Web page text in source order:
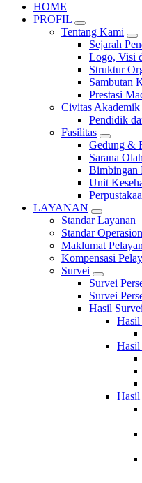
HOME
PROFIL
Tentang Kami
Sejarah
Logo, Visi
Struktur
Sambutan
Prestasi
Civitas Akademik
Pendidik
Fasilitas
Gedung &
Sarana
Bimbingan
Unit
LAYANAN
Standar Layanan
Standar
Maklumat
Kompensasi
Survei
Survei
Survei
Hasil Survei
Hasil
Hasil
Hasil